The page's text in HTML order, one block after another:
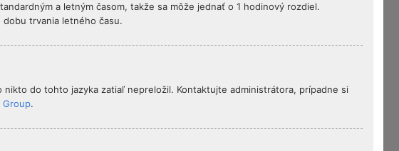
a letným časom, takže sa môže jednať o 1 hodinový rozdiel.
trvania letného času.
do tohto jazyka zatiaľ nepreložil. Kontaktujte administrátora, prípadne si
Group.